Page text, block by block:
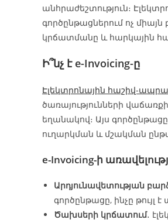
անհրաժեշտություն։
գործընթացներում ոչ
կրճատմանը և հարկային
Ի՞նչ է e-Invoicing-ը
Էլեկտրոնային հաշիվ-
ծառայությունների
եղանակով։ Այս
ուղարկման և մշակման
e-Invoicing-ի
Արդյունավետության
գործընթացը, ինչը թույլ
Ծախսերի կրճատում․